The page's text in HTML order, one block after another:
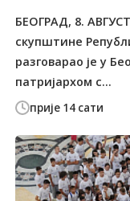
прије 14 сати
БЕОГРАД, 8.
скупштине
разговарао је у
патријархом с...